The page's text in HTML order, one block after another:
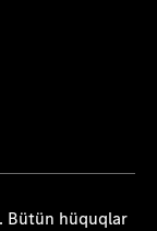
Bütün hüquqlar